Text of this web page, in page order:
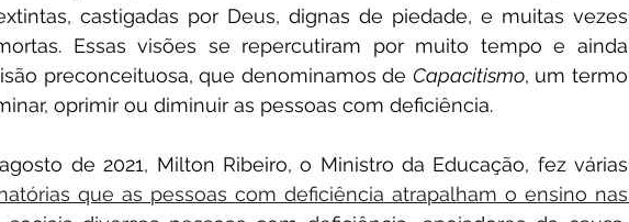
castigadas por Deus, dignas de piedade, e muitas vezes
Essas visões se repercutiram por muito tempo e ainda
preconceituosa, que denominamos de Capacitismo, um termo
oprimir ou diminuir as pessoas com deficiência.
que as pessoas com deficiência atrapalham o ensino nas